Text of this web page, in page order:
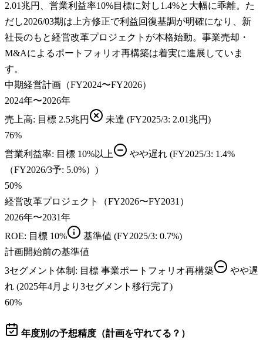
2.01兆円、営業利益率10%目標に対し1.4%と大幅に乖離。た
だし2026/03期は上方修正で利益回復基調が明確になり、新
社長のもと経営改革プロジェクトが本格始動。事業売却・
M&Aによるポートフォリオ再構築は着実に進展していま
す。
中期経営計画（FY2024〜FY2026）
2024年〜2026年
売上高: 目標 2.5兆円 未達 (FY2025/3: 2.01兆円)
76%
営業利益率: 目標 10%以上 やや遅れ (FY2025/3: 1.4%
（FY2026/3予: 5.0%）)
50%
経営改革プロジェクト（FY2026〜FY2031）
2026年〜2031年
ROE: 目標 10% 基準値 (FY2025/3: 0.7%)
計画開始前の基準値
3セグメント体制 : 目標 事業ポートフォリオ再構築
やや遅
れ (2025年4月より3セグメント移行完了)
60%
年度別の予想精度（計画を守れてる？）